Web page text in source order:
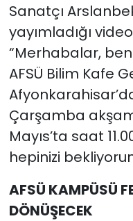
Sanatçı
yayımladığı
“Merhabalar,
AFSÜ Bilim Kafe
Çarşamba
Mayıs’ta saat
hepinizi
AFSÜ KAMPÜSÜ
DÖNÜŞECEK